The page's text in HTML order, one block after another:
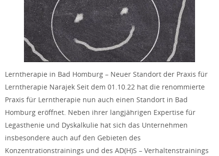
Lerntherapie in Bad Homburg – Neuer Standort der Praxis für
Lerntherapie Narajek Seit dem 01.10.22 hat die renommierte
Praxis für Lerntherapie nun auch einen Standort in Bad
Homburg eröffnet. Neben ihrer langjährigen Expertise für
Legasthenie und Dyskalkulie hat sich das Unternehmen
insbesondere auch auf den Gebieten des
Konzentrationstrainings und des AD(H)S – Verhaltenstrainings